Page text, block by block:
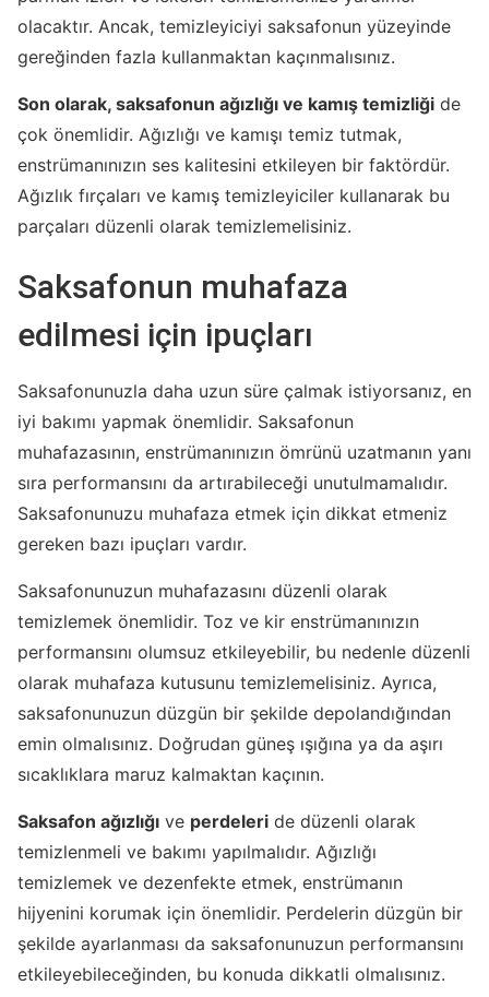
olacaktır. Ancak, temizleyiciyi saksafonun yüzeyinde
gereğinden fazla kullanmaktan kaçınmalısınız.
Son olarak, saksafonun ağızlığı ve kamış temizliği de
çok önemlidir. Ağızlığı ve kamışı temiz tutmak,
enstrümanınızın ses kalitesini etkileyen bir faktördür.
Ağızlık fırçaları ve kamış temizleyiciler kullanarak bu
parçaları düzenli olarak temizlemelisiniz.
Saksafonun muhafaza
edilmesi için ipuçları
Saksafonunuzla daha uzun süre çalmak istiyorsanız, en
iyi bakımı yapmak önemlidir. Saksafonun
muhafazasının, enstrümanınızın ömrünü uzatmanın yanı
sıra performansını da artırabileceği unutulmamalıdır.
Saksafonunuzu muhafaza etmek için dikkat etmeniz
gereken bazı ipuçları vardır.
Saksafonunuzun muhafazasını düzenli olarak
temizlemek önemlidir. Toz ve kir enstrümanınızın
performansını olumsuz etkileyebilir, bu nedenle düzenli
olarak muhafaza kutusunu temizlemelisiniz. Ayrıca,
saksafonunuzun düzgün bir şekilde depolandığından
emin olmalısınız. Doğrudan güneş ışığına ya da aşırı
sıcaklıklara maruz kalmaktan kaçının.
Saksafon ağızlığı ve perdeleri de düzenli olarak
temizlenmeli ve bakımı yapılmalıdır. Ağızlığı
temizlemek ve dezenfekte etmek, enstrümanın
hijyenini korumak için önemlidir. Perdelerin düzgün bir
şekilde ayarlanması da saksafonunuzun performansını
etkileyebileceğinden, bu konuda dikkatli olmalısınız.